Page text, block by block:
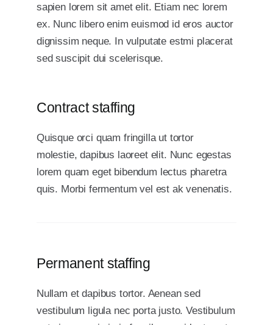
sapien lorem sit amet elit. Etiam nec lorem
ex. Nunc libero enim euismod id eros auctor
dignissim neque. In vulputate estmi placerat
sed suscipit dui scelerisque.
Contract staffing
Quisque orci quam fringilla ut tortor
molestie, dapibus laoreet elit. Nunc egestas
lorem quam eget bibendum lectus pharetra
quis. Morbi fermentum vel est ak venenatis.
Permanent staffing
Nullam et dapibus tortor. Aenean sed
vestibulum ligula nec porta justo. Vestibulum